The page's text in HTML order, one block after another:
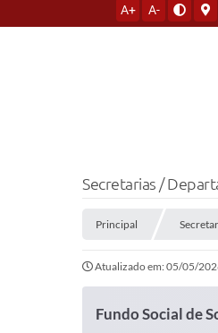
A+ A-
Secretarias /
Principal
Atualizado em: 05/05/
Fundo Social de